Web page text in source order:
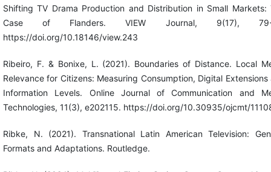
Shifting TV Drama Production and Distribution in Small Markets:
Case of Flanders. VIEW Journal, 9(17), 79-
https://doi.org/10.18146/view.243
Ribeiro, F. & Bonixe, L. (2021). Boundaries of Distance. Local
Relevance for Citizens: Measuring Consumption, Digital Extensions
Information Levels. Online Journal of Communication and
Technologies, 11(3), e202115. https://doi.org/10.30935/ojcmt/
Ribke, N. (2021). Transnational Latin American Television:
Formats and Adaptations. Routledge.